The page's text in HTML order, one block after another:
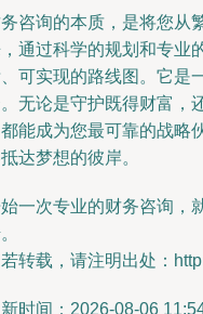
咨询的本质，是将您从
通过科学的规划和专业
可实现的路线图。它是
无论是守护既得财富，
能成为您最可靠的战略
达梦想的彼岸。
一次专业的财务咨询，
转载，请注明出处：
时间：2026-08-06